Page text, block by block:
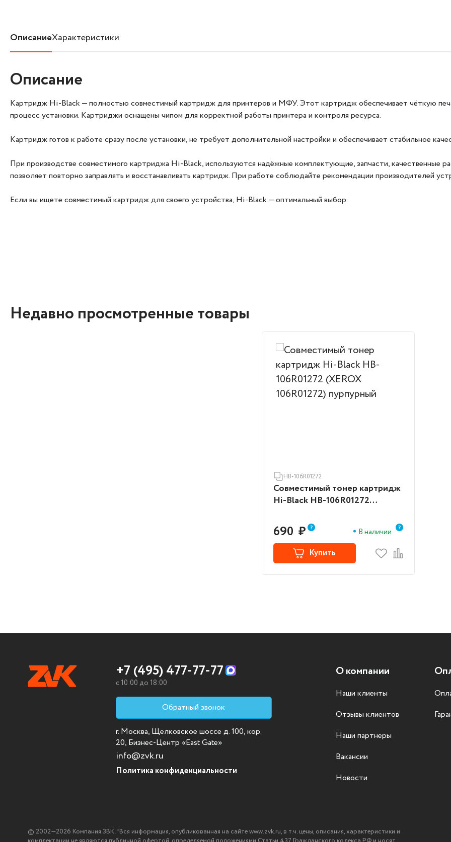
ОписаниеХарактеристики
Описание
Картридж Hi‑Black — полностью совместимый картридж для принтеров и МФУ. Этот картридж обеспечивает чёткую
процесс установки. Картриджи оснащены чипом для корректной работы принтера и контроля ресурса.
Картридж готов к работе сразу после установки, не требует дополнительной настройки и обеспечивает стабильное
При производстве совместимого картриджа Hi-Black, используются надёжные комплектующие, запчасти, качественные
позволяет повторно заправлять и восстанавливать картридж. При работе соблюдайте рекомендации производителей
Если вы ищете совместимый картридж для своего устройства, Hi‑Black — оптимальный выбор.
Недавно просмотренные товары
HB-106R01272
Совместимый тонер картридж
Hi-Black HB-106R01272
690 ₽ В наличии
Купить
+7 (495) 477-77-77
c 10:00 до 18:00
Обратный звонок
г. Москва, Щелковское шоссе д. 100, кор.
20, Бизнес-Центр «East Gate»
info@zvk.ru
Политика конфиденциальности
О компании
Наши клиенты
Отзывы клиентов
Наши партнеры
Вакансии
Новости
© 2002—2026 Компания ЗВК. *Вся информация, опубликованная на сайте www.zvk.ru, в т.ч. цены, описания, характеристики и